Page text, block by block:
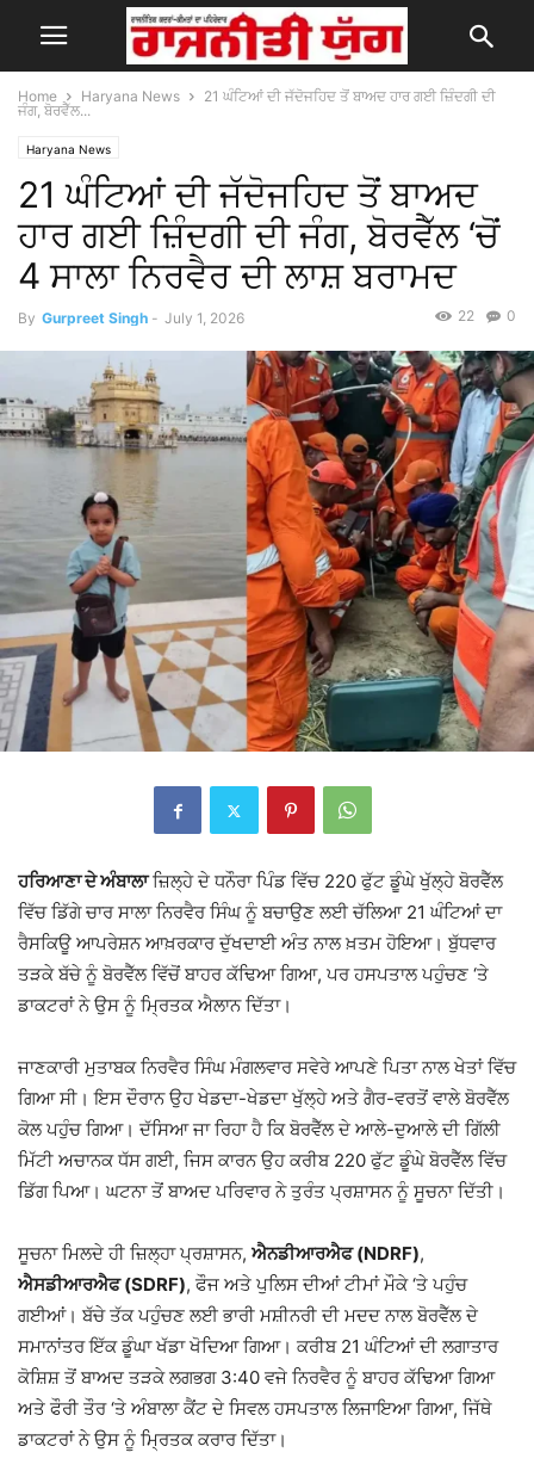
Home Haryana News
21 ਘੰਟਿਆਂ ਦੀ ਜੱਦੋਜਹਿਦ ਤੋਂ ਬਾਅਦ ਹਾਰ ਗਈ ਜ਼ਿੰਦਗੀ ਦੀ
ਜੰਗ, ਬੋਰਵੈੱਲ...
Haryana News
21 ਘੰਟਿਆਂ ਦੀ ਜੱਦੋਜਹਿਦ ਤੋਂ ਬਾਅਦ
ਹਾਰ ਗਈ ਜ਼ਿੰਦਗੀ ਦੀ ਜੰਗ, ਬੋਰਵੈੱਲ ‘ਚੋਂ
4 ਸਾਲਾ ਨਿਰਵੈਰ ਦੀ ਲਾਸ਼ ਬਰਾਮਦ
By Gurpreet Singh - July 1, 2026 0
22
ਹਰਿਆਣਾ ਦੇ ਅੰਬਾਲਾਜ਼ਿਲ੍ਹੇ ਦੇ ਧਨੌਰਾ ਪਿੰਡ ਵਿੱਚ 220 ਫੁੱਟ ਡੂੰਘੇ ਖੁੱਲ੍ਹੇ ਬੋਰਵੈੱਲ
ਵਿੱਚ ਡਿੱਗੇ ਚਾਰ ਸਾਲਾ ਨਿਰਵੈਰ ਸਿੰਘ ਨੂੰ ਬਚਾਉਣ ਲਈ ਚੱਲਿਆ 21 ਘੰਟਿਆਂ ਦਾ
ਰੈਸਕਿਊ ਆਪਰੇਸ਼ਨ ਆਖ਼ਰਕਾਰ ਦੁੱਖਦਾਈ ਅੰਤ ਨਾਲ ਖ਼ਤਮ ਹੋਇਆ। ਬੁੱਧਵਾਰ
ਤੜਕੇ ਬੱਚੇ ਨੂੰ ਬੋਰਵੈੱਲ ਵਿੱਚੋਂ ਬਾਹਰ ਕੱਢਿਆ ਗਿਆ, ਪਰ ਹਸਪਤਾਲ ਪਹੁੰਚਣ ‘ਤੇ
ਡਾਕਟਰਾਂ ਨੇ ਉਸ ਨੂੰ ਮ੍ਰਿਤਕ ਐਲਾਨ ਦਿੱਤਾ।
ਜਾਣਕਾਰੀ ਮੁਤਾਬਕ ਨਿਰਵੈਰ ਸਿੰਘ ਮੰਗਲਵਾਰ ਸਵੇਰੇ ਆਪਣੇ ਪਿਤਾ ਨਾਲ ਖੇਤਾਂ ਵਿੱਚ
ਗਿਆ ਸੀ। ਇਸ ਦੌਰਾਨ ਉਹ ਖੇਡਦਾ-ਖੇਡਦਾ ਖੁੱਲ੍ਹੇ ਅਤੇ ਗੈਰ-ਵਰਤੋਂ ਵਾਲੇ ਬੋਰਵੈੱਲ
ਕੋਲ ਪਹੁੰਚ ਗਿਆ। ਦੱਸਿਆ ਜਾ ਰਿਹਾ ਹੈ ਕਿ ਬੋਰਵੈੱਲ ਦੇ ਆਲੇ-ਦੁਆਲੇ ਦੀ ਗਿੱਲੀ
ਮਿੱਟੀ ਅਚਾਨਕ ਧੱਸ ਗਈ, ਜਿਸ ਕਾਰਨ ਉਹ ਕਰੀਬ 220 ਫੁੱਟ ਡੂੰਘੇ ਬੋਰਵੈੱਲ ਵਿੱਚ
ਡਿੱਗ ਪਿਆ। ਘਟਨਾ ਤੋਂ ਬਾਅਦ ਪਰਿਵਾਰ ਨੇ ਤੁਰੰਤ ਪ੍ਰਸ਼ਾਸਨ ਨੂੰ ਸੂਚਨਾ ਦਿੱਤੀ।
ਸੂਚਨਾ ਮਿਲਦੇ ਹੀ ਜ਼ਿਲ੍ਹਾ ਪ੍ਰਸ਼ਾਸਨ,ਐਨਡੀਆਰਐਫ (NDRF),
ਐਸਡੀਆਰਐਫ (SDRF), ਫੌਜ ਅਤੇ ਪੁਲਿਸ ਦੀਆਂ ਟੀਮਾਂ ਮੌਕੇ ‘ਤੇ ਪਹੁੰਚ
ਗਈਆਂ। ਬੱਚੇ ਤੱਕ ਪਹੁੰਚਣ ਲਈ ਭਾਰੀ ਮਸ਼ੀਨਰੀ ਦੀ ਮਦਦ ਨਾਲ ਬੋਰਵੈੱਲ ਦੇ
ਸਮਾਨਾਂਤਰ ਇੱਕ ਡੂੰਘਾ ਖੱਡਾ ਖੋਦਿਆ ਗਿਆ। ਕਰੀਬ 21 ਘੰਟਿਆਂ ਦੀ ਲਗਾਤਾਰ
ਕੋਸ਼ਿਸ਼ ਤੋਂ ਬਾਅਦ ਤੜਕੇ ਲਗਭਗ 3:40 ਵਜੇ ਨਿਰਵੈਰ ਨੂੰ ਬਾਹਰ ਕੱਢਿਆ ਗਿਆ
ਅਤੇ ਫੌਰੀ ਤੌਰ ‘ਤੇ ਅੰਬਾਲਾ ਕੈਂਟ ਦੇ ਸਿਵਲ ਹਸਪਤਾਲ ਲਿਜਾਇਆ ਗਿਆ, ਜਿੱਥੇ
ਡਾਕਟਰਾਂ ਨੇ ਉਸ ਨੂੰ ਮ੍ਰਿਤਕ ਕਰਾਰ ਦਿੱਤਾ।